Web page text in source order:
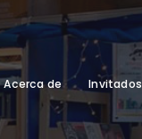
Acerca de